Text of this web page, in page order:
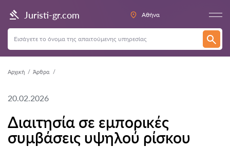
Juristi-gr.com Αθήνα
Αρχική Άρθρα
20.02.2026
Διαιτησία σε εμπορικές
συμβάσεις υψηλού ρίσκου